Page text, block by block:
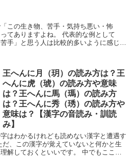
この生き物、苦手・気持ち悪い・怖
てありますよね。 代表的な例として
手」と思う人は比較的多いように感じま
王へんに月（玥）の読み方は？王
へんに虎（琥）の読み方や意味
は？王へんに馬（瑪）の読み方
は？王へんに秀（琇）の読み方や
意味は？【漢字の音読み・訓読
み】
はわかるけれども読めない漢字と遭遇す
、この漢字が覚えていないと何かと生
解しておくといいです。 中でもここで